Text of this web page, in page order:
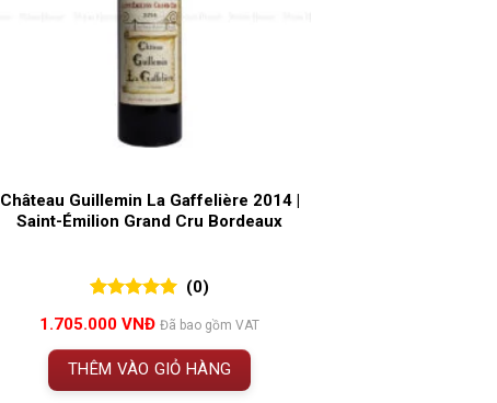
Château Guillemin La Gaffelière 2014 |
Saint-Émilion Grand Cru Bordeaux
đánh giá
(0)
1.705.000VNĐ Đã bao gồm VAT
THÊM VÀO GIỎ HÀNG